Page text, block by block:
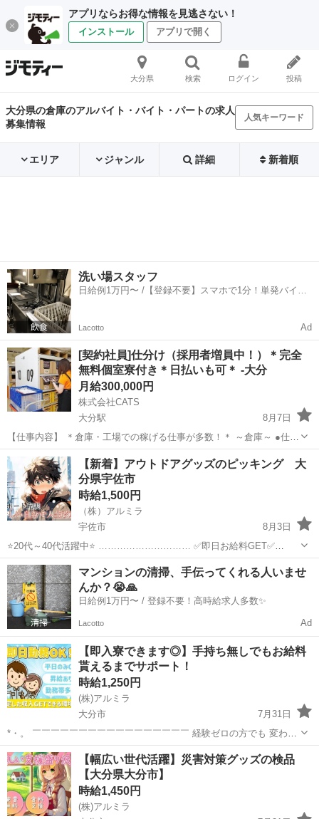
アプリならお得な情報を見逃さない！
インストール アプリで開く
大分県 検索 ログイン 投稿
大分県の倉庫のアルバイト・バイト・パートの求人
募集情報
人気キーワード
エリア ジャンル 詳細 新着順
洗い場スタッフ
日給例1万円〜 /【登録不要】スマホで1分！単発バイト
Lacotto Ad
[契約社員]仕分け（採用者増員中！）＊完全
無料個室寮付き＊日払いも可＊ -大分
月給300,000円
株式会社CATS
大分駅
8月7日
【仕事内容】 ＊倉庫・工場での稼げる仕事が多数！＊ ～倉庫～ ●仕分
け ●ピッキング ●梱包 ●検品 など ～工場～ ●マシンOP ●加工 ●組
立 など ＼未経験でもできる簡単な作業になって...
大分 大分市 大分駅 倉庫 個室
【新着】アウトドアグッズのピッキング 大
分県宇佐市
時給1,500円
（株）アルミラ
宇佐市
8月3日
⭐20代～40代活躍中⭐ ………………………… ✅即日お給料GET✅
………………………… 日払い制度で 働いた分のお金は即GET可能⭕ 1
日でも 早くお金が欲しい方には 嬉しい制度ですよね！ ...
大分 宇佐市 給料
マンションの清掃、手伝ってくれる人いませ
んか？😭🙏
日給例1万円〜 / 登録不要！高時給求人多数✨
Lacotto Ad
【即入寮できます◎】手持ち無しでもお給料
貰えるまでサポート！
時給1,250円
(株)アルミラ
大分市
7月31日
*・。 ￣￣￣￣￣￣￣￣￣￣￣￣￣￣￣￣￣ 経験ゼロの方でも 変わら
ず高時給からのスタートで しっかり稼げる環境♪ 頑張りを必ず 評価し
てくれる職場なので 努力次第で時給はUP！ どんどん貯金できで お...
大分 大分市 倉庫 時給
【幅広い世代活躍】災害対策グッズの検品
【大分県大分市】
時給1,450円
(株)アルミラ